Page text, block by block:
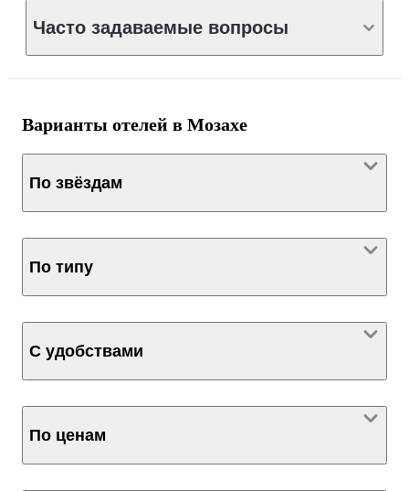
Часто задаваемые вопросы
Варианты отелей в Мозахе
По звёздам
По типу
С удобствами
По ценам